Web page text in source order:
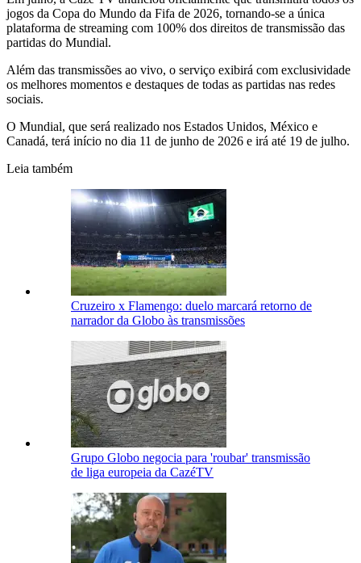
jogos da Copa do Mundo da Fifa de 2026, tornando-se a única
plataforma de streaming com 100% dos direitos de transmissão das
partidas do Mundial.
Além das transmissões ao vivo, o serviço exibirá com exclusividade
os melhores momentos e destaques de todas as partidas nas redes
sociais.
O Mundial, que será realizado nos Estados Unidos, México e
Canadá, terá início no dia 11 de junho de 2026 e irá até 19 de julho.
Leia também
Cruzeiro x Flamengo: duelo marcará retorno de
narrador da Globo às transmissões
Grupo Globo negocia para 'roubar' transmissão
de liga europeia da CazéTV